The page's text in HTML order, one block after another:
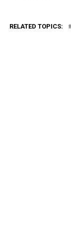
RELATED TOPICS: